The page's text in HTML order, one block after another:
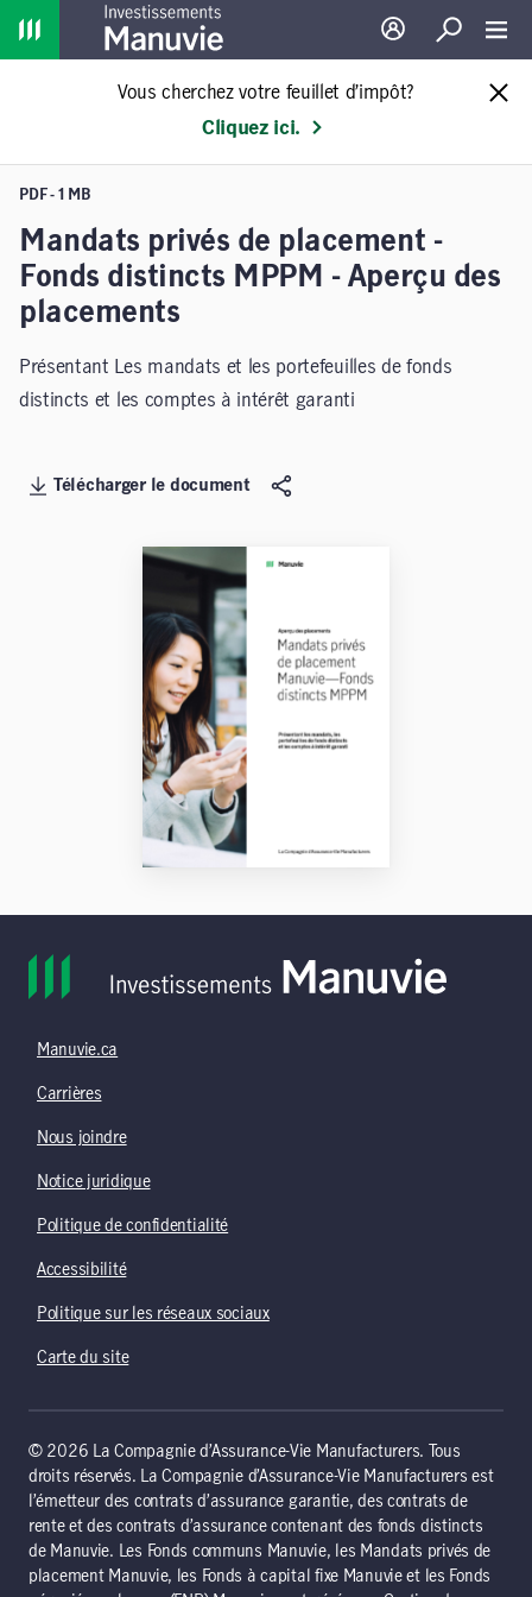
Home
Ouverture de
Recherche
Vous cherchez votre feuillet d’impôt?
Cliquez ici.
PDF - 1 MB
Mandats privés de placement -
Fonds distincts MPPM - Aperçu des
placements
Présentant Les mandats et les portefeuilles de fonds
distincts et les comptes à intérêt garanti
Télécharger le document
Manuvie.ca
Carrières
Nous joindre
Notice juridique
Politique de confidentialité
Accessibilité
Politique sur les réseaux sociaux
Carte du site
© 2026 La Compagnie d’Assurance-Vie Manufacturers. Tous
droits réservés. La Compagnie d’Assurance-Vie Manufacturers est
l’émetteur des contrats d’assurance garantie, des contrats de
rente et des contrats d’assurance contenant des fonds distincts
de Manuvie. Les Fonds communs Manuvie, les Mandats privés de
placement Manuvie, les Fonds à capital fixe Manuvie et les Fonds